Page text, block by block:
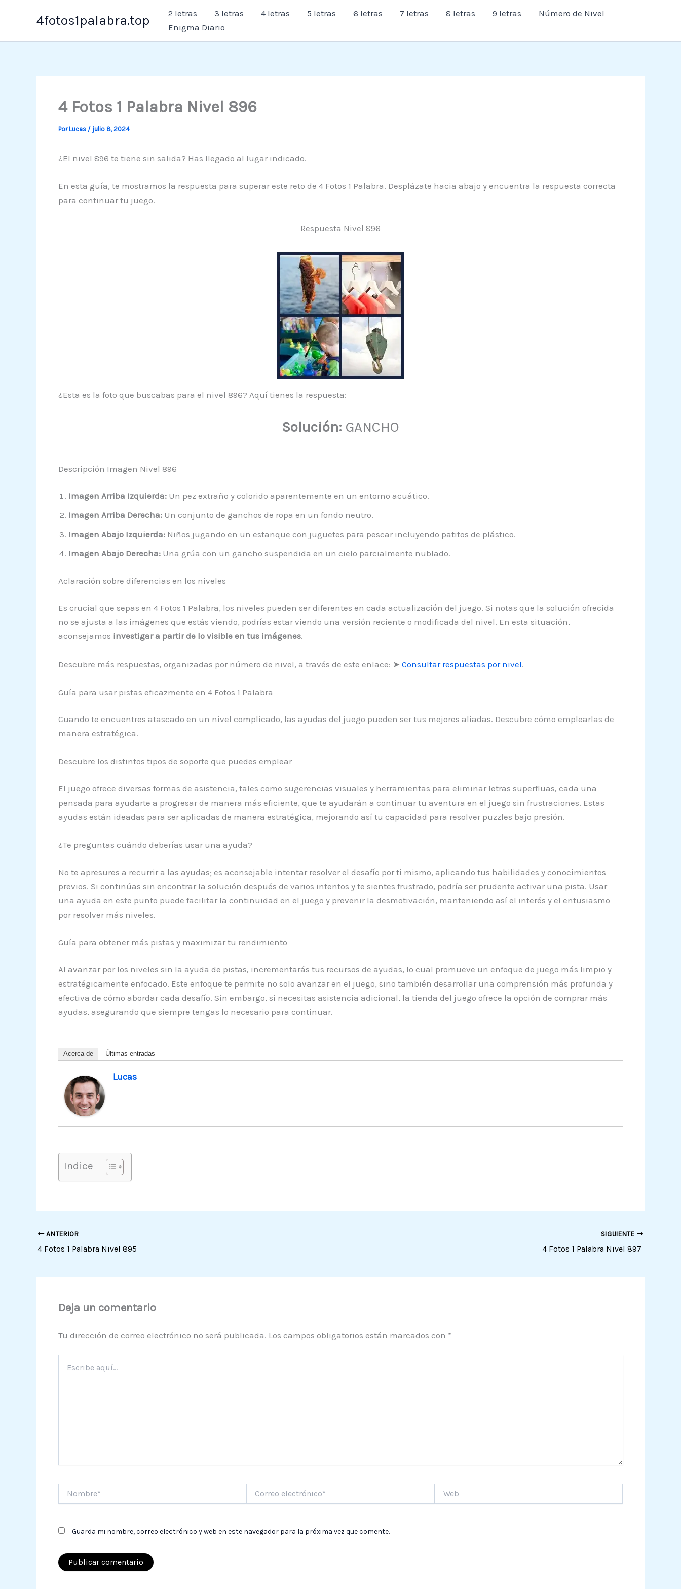
4fotos1palabra.top 2 letras 3 letras 4 letras 5 letras 6 letras 7 letras 8 letras 9 letras
Número de Nivel
Enigma Diario
4 Fotos 1 Palabra Nivel 896
PorLucas / julio 8, 2024
¿El nivel 896 te tiene sin salida? Has llegado al lugar indicado.
En esta guía, te mostramos la respuesta para superar este reto de 4 Fotos 1 Palabra. Desplázate hacia abajo y encuentra la respuesta correcta
para continuar tu juego.
Respuesta Nivel 896
¿Esta es la foto que buscabas para el nivel 896? Aquí tienes la respuesta:
Solución: GANCHO
Descripción Imagen Nivel 896
Imagen Arriba Izquierda:Un pez extraño y colorido aparentemente en un entorno acuático.
Imagen Arriba Derecha:Un conjunto de ganchos de ropa en un fondo neutro.
Imagen Abajo Izquierda:Niños jugando en un estanque con juguetes para pescar incluyendo patitos de plástico.
Imagen Abajo Derecha:Una grúa con un gancho suspendida en un cielo parcialmente nublado.
Aclaración sobre diferencias en los niveles
Es crucial que sepas en 4 Fotos 1 Palabra, los niveles pueden ser diferentes en cada actualización del juego. Si notas que la solución ofrecida
no se ajusta a las imágenes que estás viendo, podrías estar viendo una versión reciente o modificada del nivel. En esta situación,
aconsejamos investigar a partir de lo visible en tus imágenes.
Descubre más respuestas, organizadas por número de nivel, a través de este enlace: ➤ Consultar respuestas por nivel.
Guía para usar pistas eficazmente en 4 Fotos 1 Palabra
Cuando te encuentres atascado en un nivel complicado, las ayudas del juego pueden ser tus mejores aliadas. Descubre cómo emplearlas de
manera estratégica.
Descubre los distintos tipos de soporte que puedes emplear
El juego ofrece diversas formas de asistencia, tales como sugerencias visuales y herramientas para eliminar letras superfluas, cada una
pensada para ayudarte a progresar de manera más eficiente, que te ayudarán a continuar tu aventura en el juego sin frustraciones. Estas
ayudas están ideadas para ser aplicadas de manera estratégica, mejorando así tu capacidad para resolver puzzles bajo presión.
¿Te preguntas cuándo deberías usar una ayuda?
No te apresures a recurrir a las ayudas; es aconsejable intentar resolver el desafío por ti mismo, aplicando tus habilidades y conocimientos
previos. Si continúas sin encontrar la solución después de varios intentos y te sientes frustrado, podría ser prudente activar una pista. Usar
una ayuda en este punto puede facilitar la continuidad en el juego y prevenir la desmotivación, manteniendo así el interés y el entusiasmo
por resolver más niveles.
Guía para obtener más pistas y maximizar tu rendimiento
Al avanzar por los niveles sin la ayuda de pistas, incrementarás tus recursos de ayudas, lo cual promueve un enfoque de juego más limpio y
estratégicamente enfocado. Este enfoque te permite no solo avanzar en el juego, sino también desarrollar una comprensión más profunda y
efectiva de cómo abordar cada desafío. Sin embargo, si necesitas asistencia adicional, la tienda del juego ofrece la opción de comprar más
ayudas, asegurando que siempre tengas lo necesario para continuar.
Acerca de Últimas entradas
Lucas
Indice
ANTERIOR
4 Fotos 1 Palabra Nivel 895
SIGUIENTE
4 Fotos 1 Palabra Nivel 897
Deja un comentario
Tu dirección de correo electrónico no será publicada. Los campos obligatorios están marcados con *
aquí...
electrónico*
Guarda mi nombre, correo electrónico y web en este navegador para la próxima vez que comente.